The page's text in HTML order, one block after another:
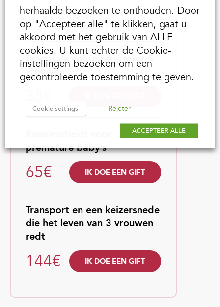
Fiscaal aftrekbaar vanaf 40
euro per jaar
Prenatale consultatie voor 5
vrouwen
premature baby’s
65€ IK DOE EEN GIFT
Transport en een keizersnede
die het leven van 3 vrouwen
redt
144€ IK DOE EEN GIFT
herhaalde bezoeken te onthouden. Door
op "Accepteer alle" te klikken, gaat u
akkoord met het gebruik van ALLE
cookies. U kunt echter de Cookie-
instellingen bezoeken om een
gecontroleerde toestemming te geven.
Cookie settings Rejeter
ACCEPTEER ALLE